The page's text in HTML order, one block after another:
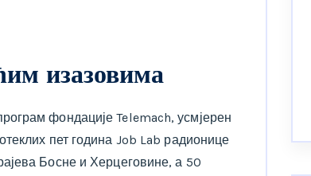
изазовима
фондације Telemach, усмјерен
пет година Job Lab радионице
Босне и Херцеговине, а 50